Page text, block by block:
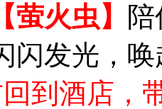
【萤火虫】
闪发光，
到酒店，